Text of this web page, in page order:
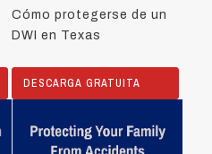
Cómo protegerse de un
DWI en Texas
DESCARGA GRATUITA